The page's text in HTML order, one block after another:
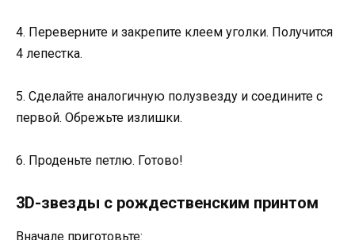
4. Переверните и закрепите клеем уголки. Получится
4 лепестка.
5. Сделайте аналогичную полузвезду и соедините с
первой. Обрежьте излишки.
6. Проденьте петлю. Готово!
3D-звезды с рождественским принтом
Вначале приготовьте: